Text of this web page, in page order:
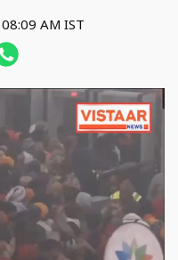
AM IST